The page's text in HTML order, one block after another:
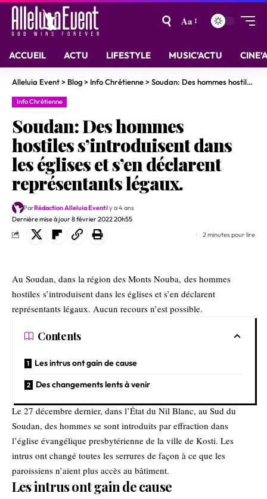
Aa
ACCUEIL ACTU LIFESTYLE MUSIC’ACTU
Alleluia Event> Blog> Info Chrétienne>Soudan: Des hommes hostiles s’introduisent dans les églises et s’en déclarent représentants légaux.
Info Chrétienne
Soudan: Des hommes
hostiles s’introduisent dans
les églises et s’en déclarent
représentants légaux.
Dernière mise à jour 8 février 2022 20h55
ParRédaction Alleluia Eventil y a 4 ans
2 minutes pour lire
Au Soudan, dans la région des Monts Nouba, des hommes
hostiles s’introduisent dans les églises et s’en déclarent
représentants légaux. Aucun recours n’est possible.
Contents
Les intrus ont gain de cause
Des changements lents à venir
Le 27 décembre dernier, dans l’État du Nil Blanc, au Sud du
Soudan, des hommes se sont introduits par effraction dans
l’église évangélique presbytérienne de la ville de Kosti. Les
intrus ont changé toutes les serrures de façon à ce que les
paroissiens n’aient plus accès au bâtiment.
Les intrus ont gain de cause